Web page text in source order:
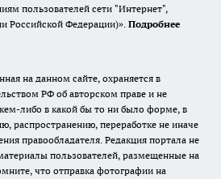
пользователей сети "Интернет",
Российской Федерации)». Подробнее
на данном сайте, охраняется в
РФ об авторском праве и не
либо в какой бы то ни было форме, в
распространению, переработке не иначе
правообладателя. Редакция портала не
пользователей, размещенные на
что отправка фотографии на